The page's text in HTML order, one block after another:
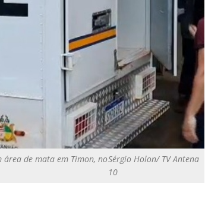
área de mata em Timon, noSérgio Holon/ TV Antena
10